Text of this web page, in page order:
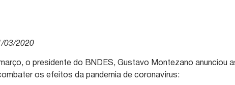
03/2020
o presidente do BNDES, Gustavo Montezano anunciou
os efeitos da pandemia de coronavírus: